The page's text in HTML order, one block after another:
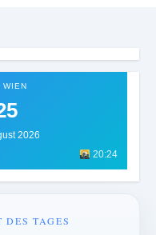
2026
20:24
TAGES